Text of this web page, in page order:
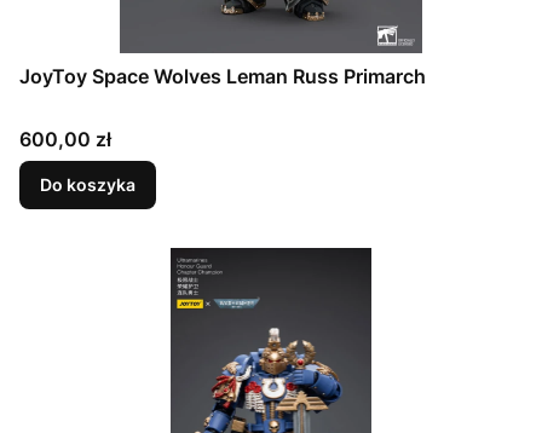
JoyToy Space Wolves Leman Russ Primarch
Cena
600,00 zł
Do koszyka